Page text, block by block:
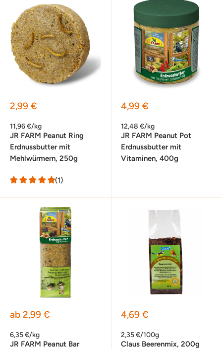
Sonderpreis
2,99 €
11,96 €/kg
JR FARM Peanut Ring
Erdnussbutter mit
Mehlwürmern, 250g
(1)
Sonderpreis
4,99 €
12,48 €/kg
JR FARM Peanut Pot
Erdnussbutter mit
Vitaminen, 400g
Sonderpreis
ab 2,99 €
6,35 €/kg
JR FARM Peanut Bar
Sonderpreis
4,69 €
2,35 €/100g
Claus Beerenmix, 200g